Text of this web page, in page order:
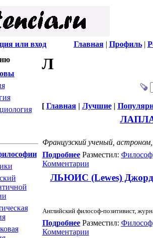
или вход Главная| Профиль|
Л
[ Главная| Лучшие|
Французский ученый,
ПодробнееРазместил: Философ
Комментарии
ЛЬЮИС (Lewes)
Английский философ-позитивист,
ПодробнееРазместил: Философ
Комментарии